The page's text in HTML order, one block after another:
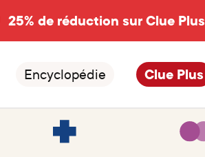
25% de réduction sur Clue Plus
Encyclopédie Clue Plus